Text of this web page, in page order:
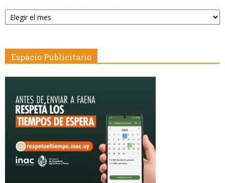
Publicaciones
por
Espacio Publicitario